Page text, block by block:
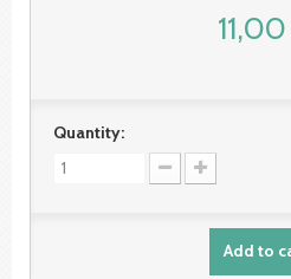
Quantity:
Add to